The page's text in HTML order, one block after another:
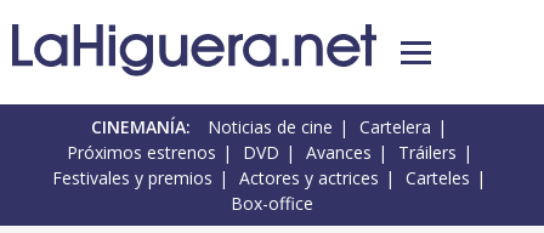
CINEMANÍA: Noticias de cine
Cartelera
Próximos estrenos
DVD Avances
Tráilers
Festivales y premios
Actores y actrices
Carteles
Box-office